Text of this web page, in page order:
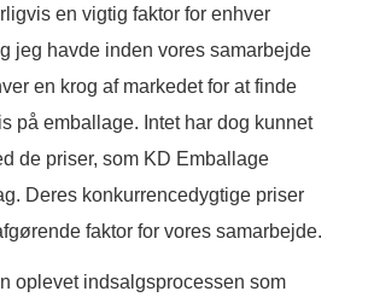
en vigtig faktor for enhver
jeg havde inden vores samarbejde
en krog af markedet for at finde
på emballage. Intet har dog kunnet
de priser, som KD Emballage
Deres konkurrencedygtige priser
faktor for vores samarbejde.
oplevet indsalgsprocessen som